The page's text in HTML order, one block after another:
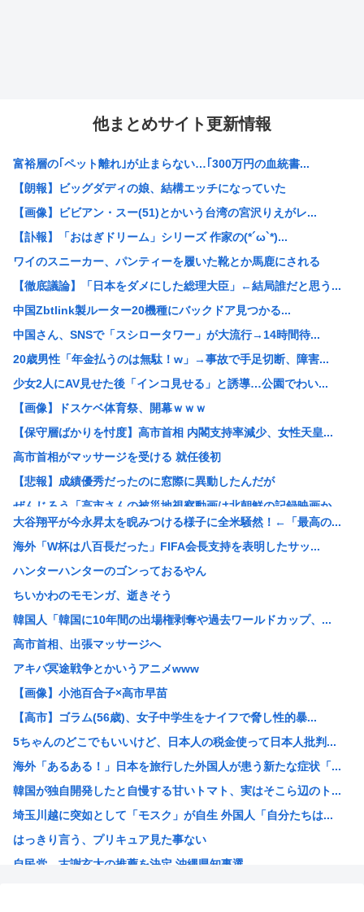
他まとめサイト更新情報
富裕層の｢ペット離れ｣が止まらない…｢300万円の血統書...
【朗報】ビッグダディの娘、結構エッチになっていた
【画像】ビビアン・スー(51)とかいう台湾の宮沢りえがレ...
【訃報】「おはぎドリーム」シリーズ 作家の(*´ω`*)...
ワイのスニーカー、パンティーを履いた靴とか馬鹿にされる
【徹底議論】「日本をダメにした総理大臣」←結局誰だと思う...
中国Zbtlink製ルーター20機種にバックドア見つかる...
中国さん、SNSで「スシロータワー」が大流行→14時間待...
20歳男性「年金払うのは無駄！w」→事故で手足切断、障害...
少女2人にAV見せた後「インコ見せる」と誘導…公園でわい...
【画像】ドスケベ体育祭、開幕ｗｗｗ
【保守層ばかりを忖度】高市首相 内閣支持率減少、女性天皇...
高市首相がマッサージを受ける 就任後初
【悲報】成績優秀だったのに窓際に異動したんだが
ぜんじろう「高市さんの被災地視察動画は北朝鮮の記録映画か...
【朗報】悠仁さま、ついに自力で『テント設営』！国民感動の...
ライフとかマルエツとか、特に何の取り柄もないスーパーが東...
【悲報】17歳で無期懲役になった奴、怖いwww
【悲報】中国の強者女性「年齢のせいで誰も私と結婚してくれ...
【画像あり】弱男「あのっ…！よかったらホテル…」女「ぷっ...
【鹿児島】突然右折し路面電車と衝突 乗っていた男女3人は...
中国メディア 中国製の「プレハブ住宅」に世界から注文が殺...
おっパブ行ってきた結果www
マーベルの新作格ゲー、俺ちゃんことデッドプール(CV子安...
共産党・志位氏「高市首相は非核三原則を今後堅持すると言わ...
【画像】愛知の半グレ、怖すぎる→御尊顔がこちら…
「小泉やめろ」核巡る防衛相発言を批判、横浜駅西口で市民ら...
40代の独身って休日はなにしてるの？
【画像】グラドルさんの『胸』、丸見えになってしまうwww
大谷翔平が今永昇太を睨みつける様子に全米騒然！←「最高の...
海外「W杯は八百長だった」FIFA会長支持を表明したサッ...
ハンターハンターのゴンっておるやん
ちいかわのモモンガ、逝きそう
韓国人「韓国に10年間の出場権剥奪や過去ワールドカップ、...
高市首相、出張マッサージへ
アキバ冥途戦争とかいうアニメwww
【画像】小池百合子×高市早苗
【高市】ゴラム(56歳)、女子中学生をナイフで脅し性的暴...
5ちゃんのどこでもいいけど、日本人の税金使って日本人批判...
海外「あるある！」日本を旅行した外国人が患う新たな症状「...
韓国が独自開発したと自慢する甘いトマト、実はそこら辺のト...
埼玉川越に突如として「モスク」が自生 外国人「自分たちは...
はっきり言う、プリキュア見た事ない
自民党、古謝玄太の推薦を決定 沖縄県知事選